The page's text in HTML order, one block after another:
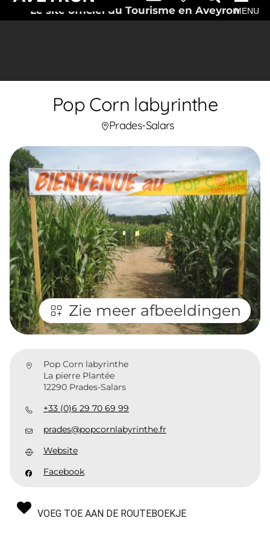
Le site officiel du Tourisme en AveyronMENU
Pop Corn labyrinthe
Prades-Salars
Zie meer afbeeldingen
Pop Corn labyrinthe
La pierre Plantée
12290 Prades-Salars
+33 (0)6 29 70 69 99
prades@popcornlabyrinthe.fr
Website
Facebook
VOEG TOE AAN DE ROUTEBOEKJE